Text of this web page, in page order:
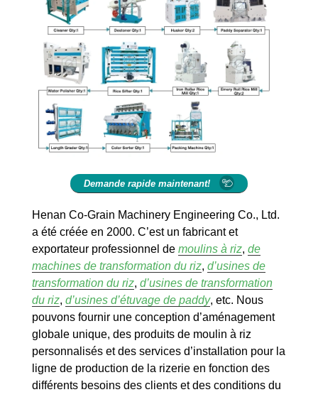
Demande rapide maintenant!
Henan Co-Grain Machinery Engineering Co., Ltd.
a été créée en 2000. C’est un fabricant et
exportateur professionnel de moulins à riz, de
machines de transformation du riz, d’usines de
transformation du riz, d’usines de transformation
du riz, d’usines d’étuvage de paddy, etc. Nous
pouvons fournir une conception d’aménagement
globale unique, des produits de moulin à riz
personnalisés et des services d’installation pour la
ligne de production de la rizerie en fonction des
différents besoins des clients et des conditions du